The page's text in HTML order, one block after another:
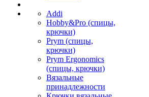
Addi
Hobby&Pro (спицы,
крючки)
Prym (спицы,
крючки)
Prym Ergonomics
(спицы, крючки)
Вязальные
принадлежности